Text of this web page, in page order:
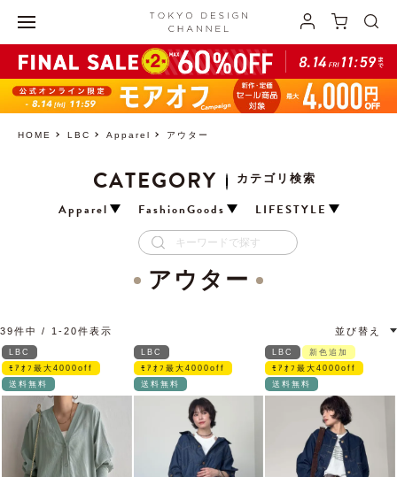
HOME LBC Apparel アウター
CATEGORY
カテゴリ検索
Apparel
FashionGoods LIFESTYLE
アウター
並び替え
39件中 1 -20件表示
LBC
ﾓｱｵﾌ最大4000off
送料無料
LBC
ﾓｱｵﾌ最大4000off
送料無料
LBC
新色追加
ﾓｱｵﾌ最大4000off
送料無料